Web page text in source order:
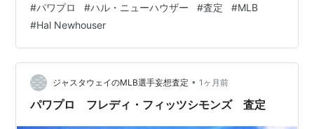
年度投手査定理由】 ・球速：153km/h 当時の映像・専門
家の「95マイル級」の分析に基づく。 ・コントロール：
C 64 313.1回で110四球（四球率3.16）。通算の制球難か
ら45年は改善。 ・スタミナ：S 96…
#パワプロ #ハル・ニューハウザー #査定 #MLB
#Hal Newhouser
ジャスタウェイのMLB選手妄想査定 • 1ヶ月前
パワプロ フレディ・フィッツシモンズ 査定